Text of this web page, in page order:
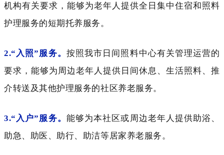
机构有关要求，能够为老年人提供全日集中住宿和照料
护理服务的短期托养服务。
2.“入照”服务。 按照我市日间照料中心有关管理运营的
要求，能够为周边老年人提供日间休息、生活照料、推
介转送及其他护理服务的社区养老服务。
3.“入户”服务。 能够为本社区或周边老年人提供助浴、
助急、助医、助行、助洁等居家养老服务。